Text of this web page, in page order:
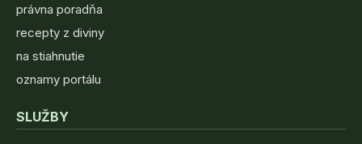
právna poradňa
recepty z diviny
na stiahnutie
oznamy portálu
SLUŽBY